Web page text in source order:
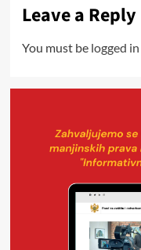
Leave a Reply
You must be logged in